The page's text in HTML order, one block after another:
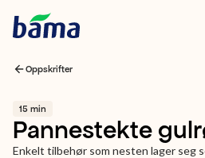
Oppskrifter
15 min
Pannestekte
Enkelt tilbehør som nesten lager seg